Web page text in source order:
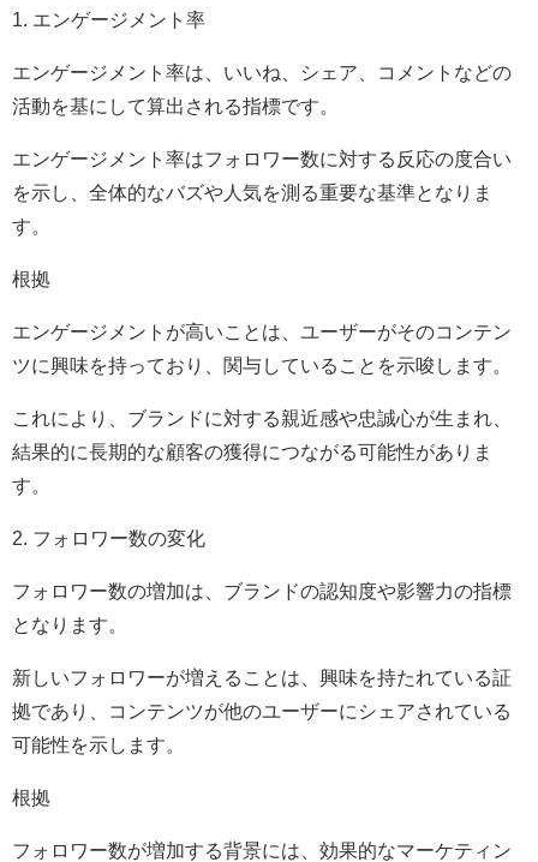
1. エンゲージメント率
エンゲージメント率は、いいね、シェア、コメントなどの
活動を基にして算出される指標です。
エンゲージメント率はフォロワー数に対する反応の度合い
を示し、全体的なバズや人気を測る重要な基準となりま
す。
根拠
エンゲージメントが高いことは、ユーザーがそのコンテン
ツに興味を持っており、関与していることを示唆します。
これにより、ブランドに対する親近感や忠誠心が生まれ、
結果的に長期的な顧客の獲得につながる可能性がありま
す。
2. フォロワー数の変化
フォロワー数の増加は、ブランドの認知度や影響力の指標
となります。
新しいフォロワーが増えることは、興味を持たれている証
拠であり、コンテンツが他のユーザーにシェアされている
可能性を示します。
根拠
フォロワー数が増加する背景には、効果的なマーケティン